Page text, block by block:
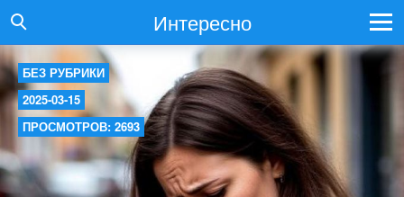
Интересно
БЕЗ РУБРИКИ
2025-03-15
ПРОСМОТРОВ: 2693